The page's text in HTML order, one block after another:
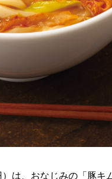
は、おなじみの「豚キ